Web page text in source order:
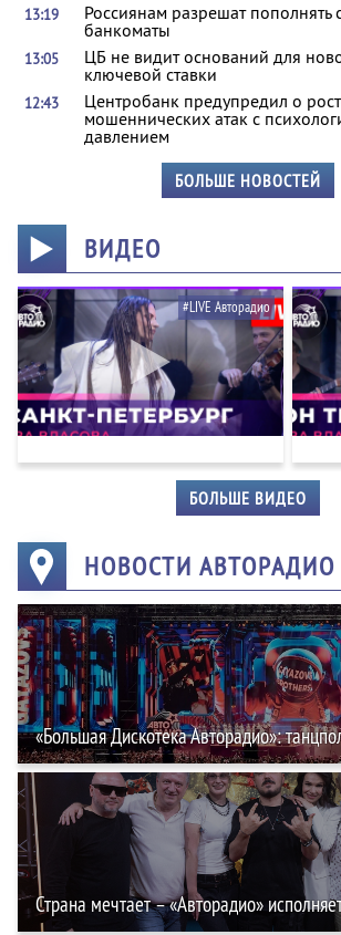
13:19
Россиянам разрешат пополнять
банкоматы
13:05
ЦБ не видит оснований для
ключевой ставки
12:43
Центробанк предупредил о
мошеннических атак с
давлением
БОЛЬШЕ НОВОСТЕЙ
ВИДЕО
#LIVE Авторадио
БОЛЬШЕ ВИДЕО
НОВОСТИ АВТОРАДИО
«Большая Дискотека Авторадио»:
Страна мечтает – «Авторадио»